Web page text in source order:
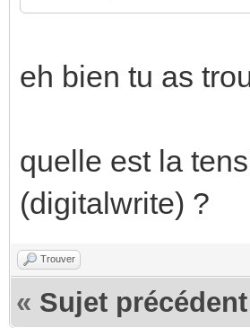
eh bien tu as
quelle est la
(digitalwrite) ?
Trouver
« Sujet précédent